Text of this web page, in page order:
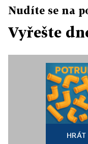
Nudíte se na
Vyřešte
HRÁT